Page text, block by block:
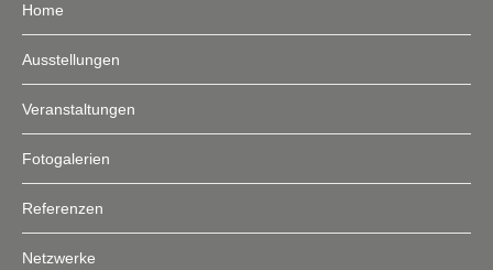
Home
Ausstellungen
Veranstaltungen
Fotogalerien
Referenzen
Netzwerke